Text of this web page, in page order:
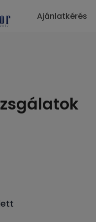
Ajánlatkérés